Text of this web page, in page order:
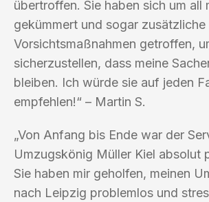
übertroffen. Sie haben sich um all
gekümmert und sogar zusätzliche
Vorsichtsmaßnahmen getroffen,
sicherzustellen, dass meine
bleiben. Ich würde sie auf jeden
empfehlen!“ – Martin S.
„Von Anfang bis Ende war der
Umzugskönig Müller Kiel absolut
Sie haben mir geholfen, meinen
nach Leipzig problemlos und